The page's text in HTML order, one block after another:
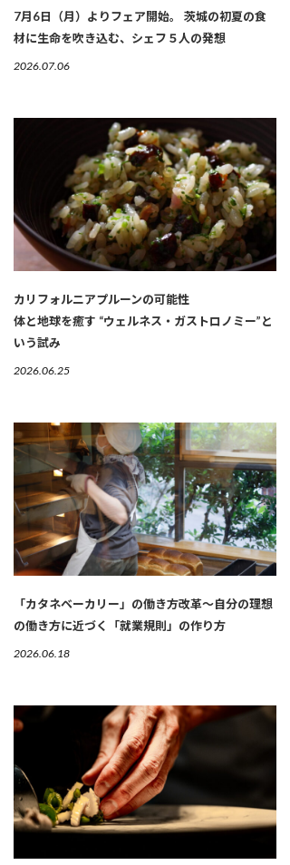
7月6日（月）よりフェア開始。 茨城の初夏の食
材に生命を吹き込む、シェフ５人の発想
2026.07.06
カリフォルニアプルーンの可能性
体と地球を癒す “ウェルネス・ガストロノミー”と
いう試み
2026.06.25
「カタネベーカリー」の働き方改革～自分の理想
の働き方に近づく「就業規則」の作り方
2026.06.18